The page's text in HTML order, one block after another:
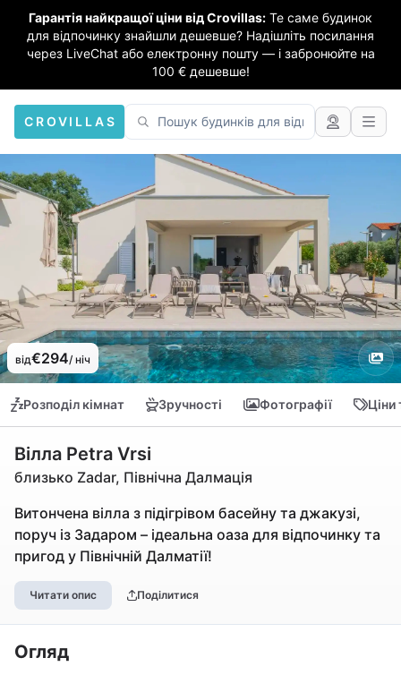
Гарантія найкращої ціни від Crovillas: Те саме будинок
для відпочинку знайшли дешевше? Надішліть посилання
через LiveChat або електронну пошту — і забронюйте на
100 € дешевше!
CROVILLAS
від€294/ ніч
Розподіл кімнат Зручності Фотографії Ціни
Вілла Petra Vrsi
близько Zadar, Північна Далмація
Витончена вілла з підігрівом басейну та джакузі,
поруч із Задаром – ідеальна оаза для відпочинку та
пригод у Північній Далматії!
Читати опис Поділитися
Огляд